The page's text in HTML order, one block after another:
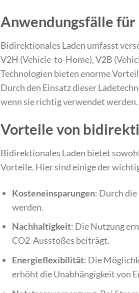
Anwendungsfälle
Bidirektionales Laden umfasst
V2H (Vehicle-to-Home), V2B
Technologien bieten enorme
Durch den Einsatz dieser
wenn sie richtig verwendet werden.
Vorteile von
Bidirektionales Laden bietet
Vorteile. Hier sind einige der
Kosteneinsparungen: Durch
werden.
Nachhaltigkeit: Die Nutzung
CO2-Ausstoßes beiträgt.
Energieflexibilität: Die
erhöht die Unabhängigkeit von